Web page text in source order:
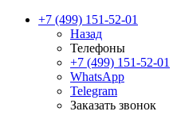
+7 (499) 151-52-01
Назад
Телефоны
+7 (499) 151-52-01
WhatsApp
Telegram
Заказать звонок